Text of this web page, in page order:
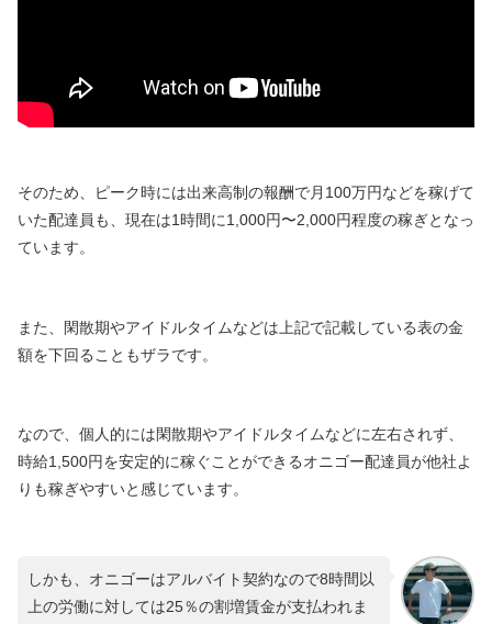
そのため、ピーク時には出来高制の報酬で月100万円などを稼げて
いた配達員も、現在は1時間に1,000円〜2,000円程度の稼ぎとなっ
ています。
また、閑散期やアイドルタイムなどは上記で記載している表の金
額を下回ることもザラです。
なので、個人的には閑散期やアイドルタイムなどに左右されず、
時給1,500円を安定的に稼ぐことができるオニゴー配達員が他社よ
りも稼ぎやすいと感じています。
しかも、オニゴーはアルバイト契約なので8時間以
上の労働に対しては25％の割増賃金が支払われま